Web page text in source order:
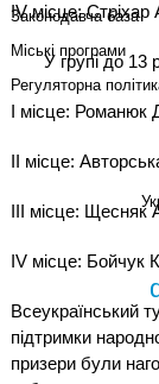
IV місце:
У групі до 13
І місце:
ІІ місце:
ІІІ місце:
IV місце: Бойчук
Всеукраїнський
підтримки
призери були
Законодавча база
Міські програми
Регуляторна